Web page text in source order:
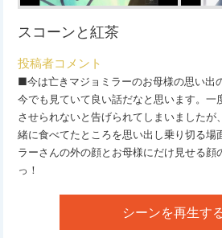
スコーンと紅茶
投稿者コメント
■今は亡きマジョミラーのお母様の思い出
今でも見ていて良い話だなと思います。一
させられないと告げられてしまいましたが
緒に食べてたところを思い出し乗り切る場
ラーさんの外の顔とお母様にだけ見せる顔
っ！
シーンを再生す